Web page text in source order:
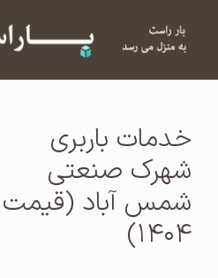
خدمات باربری
شهرک صنعتی
شمس آباد (قیمت
۱۴۰۴)